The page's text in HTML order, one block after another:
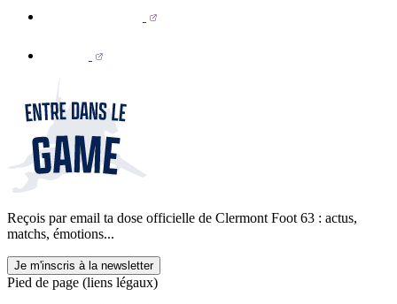
Reçois par email ta dose officielle de Clermont Foot 63 : actus,
matchs, émotions...
Je m'inscris à la newsletter
Pied de page (liens légaux)